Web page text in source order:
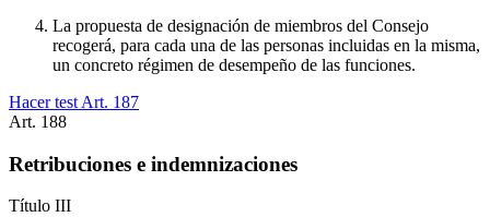
La propuesta de designación de miembros del Consejo
recogerá, para cada una de las personas incluidas en la misma,
un concreto régimen de desempeño de las funciones.
Hacer test Art. 187
Art. 188
Retribuciones e indemnizaciones
Título III